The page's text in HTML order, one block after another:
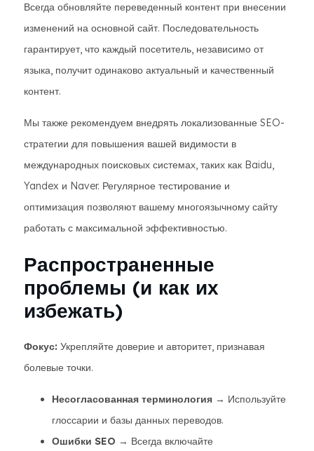
Всегда обновляйте переведенный контент при внесении
изменений на основной сайт. Последовательность
гарантирует, что каждый посетитель, независимо от
языка, получит одинаково актуальный и качественный
контент.
Мы также рекомендуем внедрять локализованные SEO-
стратегии для повышения вашей видимости в
международных поисковых системах, таких как Baidu,
Yandex и Naver. Регулярное тестирование и
оптимизация позволяют вашему многоязычному сайту
работать с максимальной эффективностью.
Распространенные
проблемы (и как их
избежать)
Фокус: Укрепляйте доверие и авторитет, признавая
болевые точки.
Несогласованная терминология → Используйте
глоссарии и базы данных переводов.
Ошибки SEO → Всегда включайте